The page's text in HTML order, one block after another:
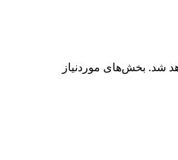
شد. بخش‌های موردنیاز